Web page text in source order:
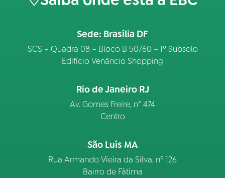
Sede: Brasília DF
SCS – Quadra 08 – Bloco B 50/60 – 1º Subsolo
Edifício Venâncio Shopping
Rio de Janeiro RJ
Av. Gomes Freire, n° 474
Centro
São Luís MA
Rua Armando Vieira da Silva, nº 126
Bairro de Fátima